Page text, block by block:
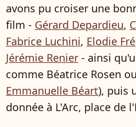
avons pu croiser une
film - Gérard Depardieu,
Fabrice Luchini, Elodie
Jérémie Renier - ainsi
comme Béatrice Rosen ou
Emmanuelle Béart), puis
donnée à L'Arc, place de